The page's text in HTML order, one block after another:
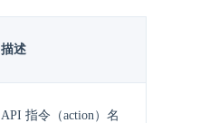
描述
API 指令（action）名